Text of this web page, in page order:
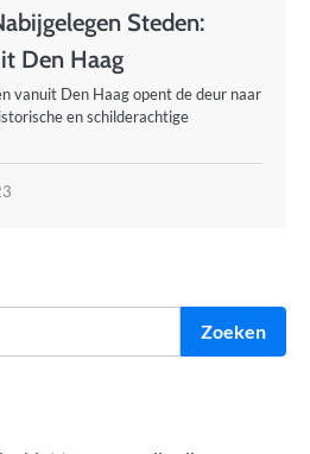
Steden:
Den Haag
vanuit Den Haag opent de deur naar
en schilderachtige
Zoeken